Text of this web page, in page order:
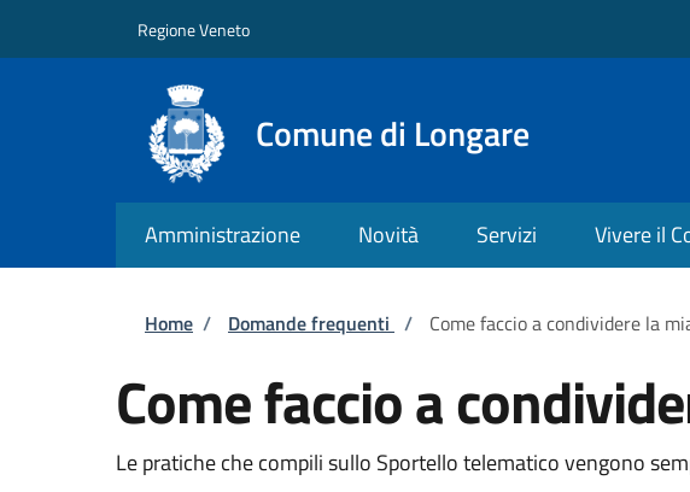
Regione Veneto
Comune di Longare
Amministrazione Novità Servizi Vivere il
Briciole di pane
Home / Domande frequenti / Come faccio a condividere la
Come faccio a
Le pratiche che compili sullo Sportello telematico vengono